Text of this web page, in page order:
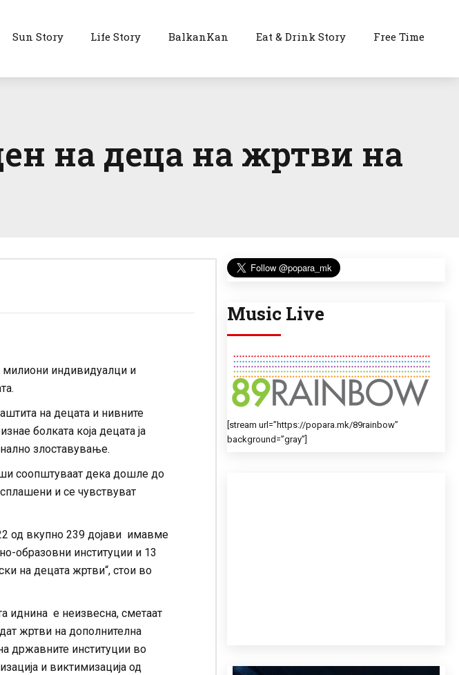
Sun Story Life Story BalkanKan Eat & Drink Story Free Time
на деца на жртви на
милиони индивидуалци и
на децата и нивните
болката која децата ја
злоставување.
соопштуваат дека дошле до
и се чувствуват
од вкупно 239 дојави имавме
образовни институции и 13
на децата жртви“, стои во
иднина е неизвесна, сметаат
жртви на дополнителна
државните институции во
и виктимизација од
Music Live
[stream url=”https://popara.mk/89rainbow”
background=”gray”]